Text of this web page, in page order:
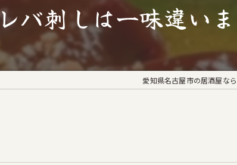
バ刺しは一味違い
愛知県名古屋市の居酒屋な